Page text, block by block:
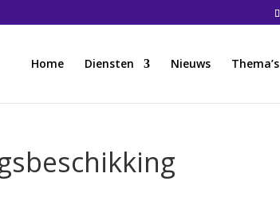
Home Diensten Nieuws Thema’s